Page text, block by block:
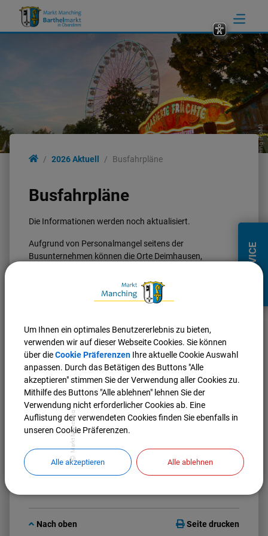
2026 Aktuell
Allgemeine
Historisches
Markt Manching (FoM)
SERVICE
2026 Aktuell Busfahrpläne
Busfahrpläne
Die Informationen werden noch aktualisiert.
Aufgrund von Personalmangel seitens der
Busunternehmen können die Orte Deimhausen,
leider nicht bedient werden.
Übersicht der Bushaltestellen:
Nach oben Seite drucken
Markt Manching
Um Ihnen ein optimales Benutzererlebnis zu bieten,
verwenden wir auf dieser Webseite Cookies. Sie können
über dieCookie Präferenzen Ihre aktuelle Cookie Auswahl
anpassen. Durch das Betätigen des Buttons "Alle
akzeptieren" stimmen Sie der Verwendung aller Cookies zu.
Mithilfe des Buttons "Alle ablehnen" lehnen Sie der
Verwendung nicht erforderlicher Cookies ab. Eine
Auflistung der verwendeten Cookies finden Sie ebenfalls in
unseren Cookie Präferenzen.
Alle akzeptieren Alle ablehnen